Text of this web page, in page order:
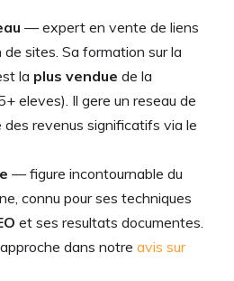
— expert en vente de liens
sites. Sa formation sur la
la plus vendue de la
eleves). Il gere un reseau de
des revenus significatifs via le
— figure incontournable du
connu pour ses techniques
et ses resultats documentes.
dans notre avis sur